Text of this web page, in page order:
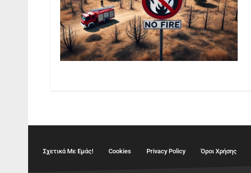
Σχετικά Με Εμάς! Cookies Privacy Policy Όροι Χρήσης